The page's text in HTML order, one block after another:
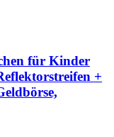
für Kinder
+